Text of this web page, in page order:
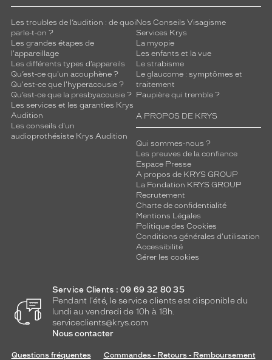
Les troubles de l’audition : de quoi
parle-t-on ?
Les grandes étapes de
l'appareillage
Les différents types d’appareils
Qu’est-ce qu'un acouphène ?
Qu'est-ce que l'hyperacousie ?
Qu’est-ce que la presbyacousie ?
Les services et les garanties Krys
Audition
Les conseils d'un
audioprothésiste Krys Audition
Nos Conseils Visagisme
Services Krys
La myopie
Les enfants et la vue
Le strabisme
Le glaucome : symptômes et
traitement
Paupière qui tremble ?
A PROPOS DE KRYS
Qui sommes-nous ?
Les preuves de la confiance
Espace Presse
A propos de KRYS GROUP
La Fondation KRYS GROUP
Recrutement
Charte de confidentialité
Mentions Légales
Politique des Cookies
Conditions générales d'utilisation
Accessibilité
Gérer les cookies
Service Clients : 09 69 32 80 35
Pendant l'été, le service clients est disponible du
lundi au vendredi de 10h à 18h.
serviceclients@krys.com
Nous contacter
Questions fréquentes
Commandes - Retours - Remboursement